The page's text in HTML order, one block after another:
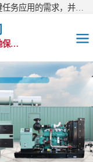
更强地电力输出、更快地启动供电、更安全地保护功能